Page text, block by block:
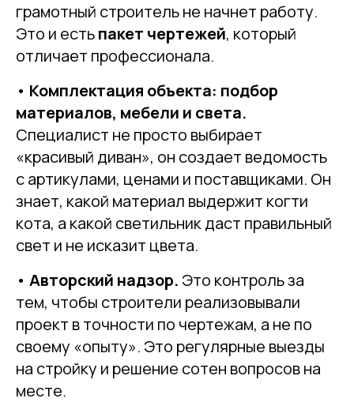
грамотный строитель не начнет работу.
Это и естьпакет чертежей, который
отличает профессионала.
• Комплектация объекта: подбор
материалов, мебели и света.
Специалист не просто выбирает
«красивый диван», он создает ведомость
с артикулами, ценами и поставщиками. Он
знает, какой материал выдержит когти
кота, а какой светильник даст правильный
свет и не исказит цвета.
• Авторский надзор. Это контроль за
тем, чтобы строители реализовывали
проект в точности по чертежам, а не по
своему «опыту». Это регулярные выезды
на стройку и решение сотен вопросов на
месте.